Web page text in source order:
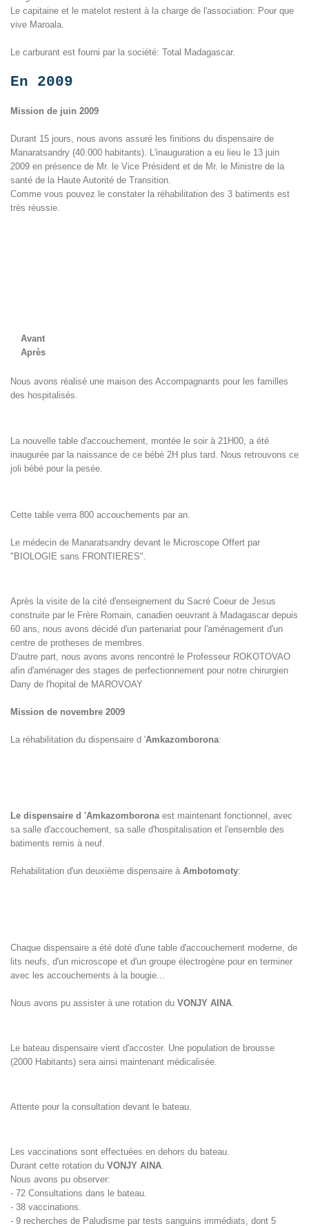
Le capitaine et le matelot restent à la charge de l'association: Pour que
vive Maroala.
Le carburant est fourni par la société: Total Madagascar.
En 2009
Mission de juin 2009
Durant 15 jours, nous avons assuré les finitions du dispensaire de
Manaratsandry (40.000 habitants). L'inauguration a eu lieu le 13 juin
2009 en présence de Mr. le Vice Président et de Mr. le Ministre de la
santé de la Haute Autorité de Transition.
Comme vous pouvez le constater la réhabilitation des 3 batiments est
très réussie.
Avant
Après
Nous avons réalisé une maison des Accompagnants pour les familles
des hospitalisés.
La nouvelle table d'accouchement, montée le soir à 21H00, a été
inaugurée par la naissance de ce bébé 2H plus tard. Nous retrouvons ce
joli bébé pour la pesée.
Cette table verra 800 accouchements par an.
Le médecin de Manaratsandry devant le Microscope Offert par
"BIOLOGIE sans FRONTIERES".
Après la visite de la cité d'enseignement du Sacré Coeur de Jesus
construite par le Frère Romain, canadien oeuvrant à Madagascar depuis
60 ans, nous avons décidé d'un partenariat pour l'aménagement d'un
centre de protheses de membres.
D'autre part, nous avons avons rencontré le Professeur ROKOTOVAO
afin d'aménager des stages de perfectionnement pour notre chirurgien
Dany de l'hopital de MAROVOAY
Mission de novembre 2009
La réhabilitation du dispensaire d 'Amkazomborona:
Le dispensaire d 'Amkazomborona est maintenant fonctionnel, avec
sa salle d'accouchement, sa salle d'hospitalisation et l'ensemble des
batiments remis à neuf.
Rehabilitation d'un deuxième dispensaire à Ambotomoty:
Chaque dispensaire a été doté d'une table d'accouchement moderne, de
lits neufs, d'un microscope et d'un groupe électrogène pour en terminer
avec les accouchements à la bougie...
Nous avons pu assister à une rotation du VONJY AINA
Le bateau dispensaire vient d'accoster. Une population de brousse
(2000 Habitants) sera ainsi maintenant médicalisée.
Attente pour la consultation devant le bateau.
Les vaccinations sont effectuées en dehors du bateau.
Durant cette rotation du VONJY AINA.
Nous avons pu observer:
- 72 Consultations dans le bateau.
- 38 vaccinations.
- 9 recherches de Paludisme par tests sanguins immédiats, dont 5